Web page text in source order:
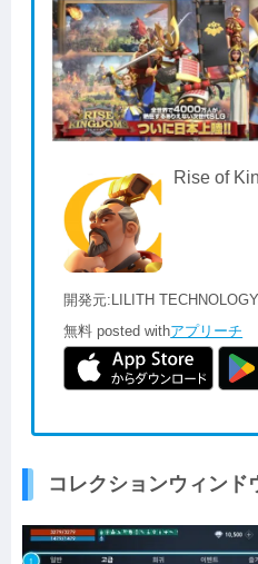
Rise of
開発元:LILITH
無料 posted withアプリーチ
コレクションウィンド